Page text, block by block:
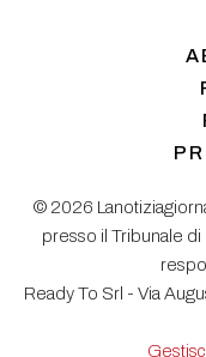
© 2026
presso il Tribunale
Ready To Srl - Via